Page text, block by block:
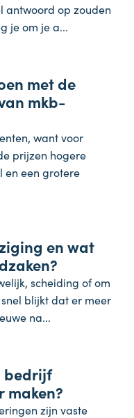
antwoord op zouden
je om je a...
met de
mkb-
want voor
prijzen hogere
en een grotere
en wat
scheiding of om
blijkt dat er meer
na...
bedrijf
zijn vaste